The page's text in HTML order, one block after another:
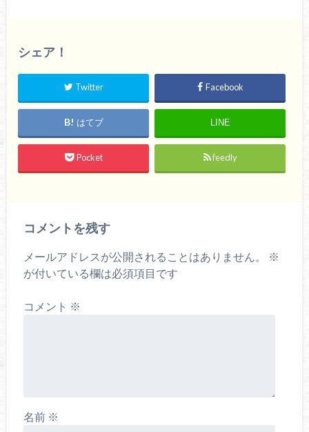
シェア！
Twitter Facebook
はてブ LINE
Pocket feedly
コメントを残す
メールアドレスが公開されることはありません。
※
が付いている欄は必須項目です
コメント ※
名前 ※